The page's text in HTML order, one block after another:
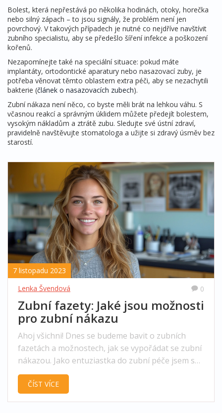
Bolest, která nepřestává po několika hodinách, otoky, horečka
nebo silný zápach – to jsou signály, že problém není jen
povrchový. V takových případech je nutné co nejdříve navštívit
zubního specialistu, aby se předešlo šíření infekce a poškození
kořenů.
Nezapomínejte také na speciální situace: pokud máte
implantáty, ortodontické aparatury nebo nasazovací zuby, je
potřeba věnovat těmto oblastem extra péči, aby se nezachytili
bakterie (článek o nasazovacích zubech).
Zubní nákaza není něco, co byste měli brát na lehkou váhu. S
včasnou reakcí a správným úklidem můžete předejít bolestem,
vysokým nákladům a ztrátě zubu. Sledujte své ústní zdraví,
pravidelně navštěvujte stomatologa a užijte si zdravý úsměv bez
starostí.
7 listopadu 2023
Lenka Švendová
0
Zubní fazety: Jaké jsou možnosti
pro zubní nákazu
Ahoj všichni! Dnes se budeme bavit o zubních
fazetách a možnostech, jak se vypořádat se zubní
nákazou. Jako entuziastka do zubní péče jsem se
podívala na různé způsoby léčby a ráda bych se o
ně podělila s Vámi. Od tradičních klasických řešení
ČÍST VÍCE